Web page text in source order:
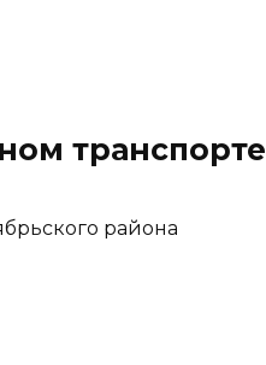
транспорте
района